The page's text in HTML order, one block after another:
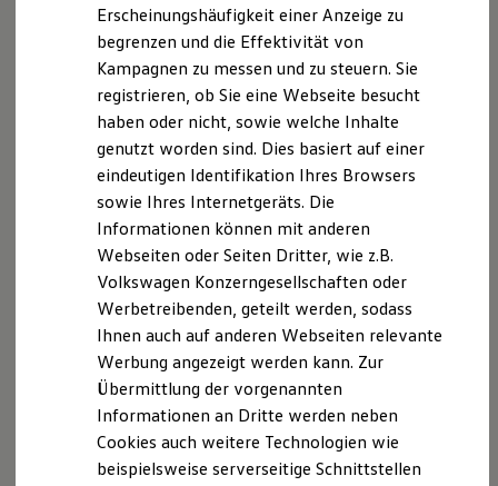
Marke und Erlebnis
Volkswagen R und R Experience
R-Modelle
R Experience
Driving Experience
Volkswagen entdecken
Werkbesichtigung
Lifestyle Shop
T-Roc Kollektion
Golf Kollektion
Volkswagen Kollektion
R-Kollektion
GTI Kollektion
Fußball Drop
we drive football
#wedriveproud
Besitzer und Service
myVolkswagen
Software Updates
Service und Ersatzteile
Inspektion und HU/AU
, 1 von 4 , 2 von 4 , 3 von 4 , 4 von 4
Erscheinungshäufigkeit einer Anzeige zu
begrenzen und die Effektivität von
Kampagnen zu messen und zu steuern. Sie
registrieren, ob Sie eine Webseite besucht
haben oder nicht, sowie welche Inhalte
genutzt worden sind. Dies basiert auf einer
eindeutigen Identifikation Ihres Browsers
sowie Ihres Internetgeräts. Die
Informationen können mit anderen
Webseiten oder Seiten Dritter, wie z.B.
Volkswagen Konzerngesellschaften oder
Werbetreibenden, geteilt werden, sodass
Ihnen auch auf anderen Webseiten relevante
Werbung angezeigt werden kann. Zur
Übermittlung der vorgenannten
Informationen an Dritte werden neben
Cookies auch weitere Technologien wie
beispielsweise serverseitige Schnittstellen